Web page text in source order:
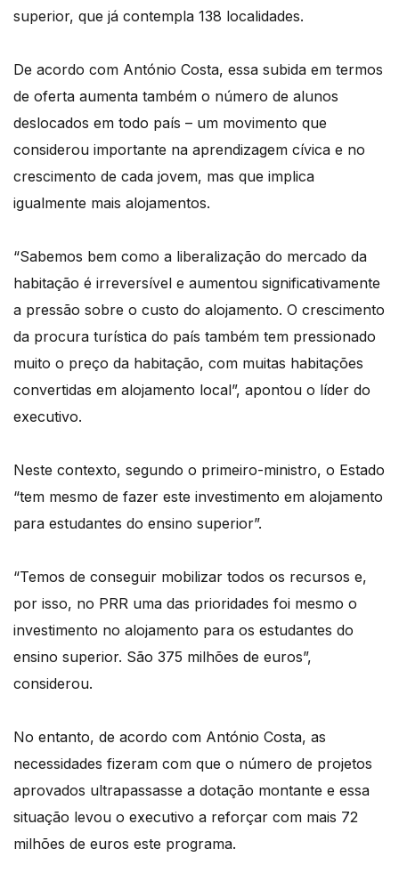
superior, que já contempla 138 localidades.
De acordo com António Costa, essa subida em termos
de oferta aumenta também o número de alunos
deslocados em todo país – um movimento que
considerou importante na aprendizagem cívica e no
crescimento de cada jovem, mas que implica
igualmente mais alojamentos.
“Sabemos bem como a liberalização do mercado da
habitação é irreversível e aumentou significativamente
a pressão sobre o custo do alojamento. O crescimento
da procura turística do país também tem pressionado
muito o preço da habitação, com muitas habitações
convertidas em alojamento local”, apontou o líder do
executivo.
Neste contexto, segundo o primeiro-ministro, o Estado
“tem mesmo de fazer este investimento em alojamento
para estudantes do ensino superior”.
“Temos de conseguir mobilizar todos os recursos e,
por isso, no PRR uma das prioridades foi mesmo o
investimento no alojamento para os estudantes do
ensino superior. São 375 milhões de euros”,
considerou.
No entanto, de acordo com António Costa, as
necessidades fizeram com que o número de projetos
aprovados ultrapassasse a dotação montante e essa
situação levou o executivo a reforçar com mais 72
milhões de euros este programa.